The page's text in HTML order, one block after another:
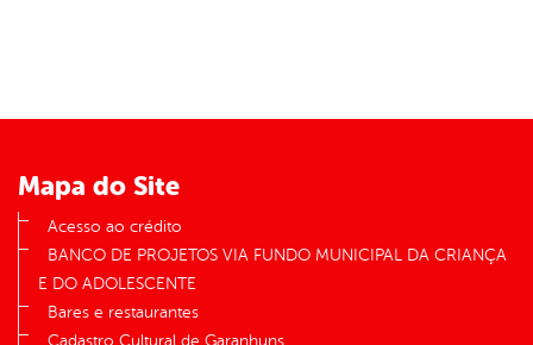
Mapa do Site
Acesso ao crédito
BANCO DE PROJETOS VIA FUNDO MUNICIPAL DA CRIANÇA
E DO ADOLESCENTE
Bares e restaurantes
Cadastro Cultural de Garanhuns